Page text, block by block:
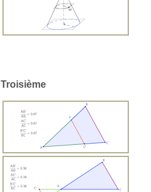
Troisième